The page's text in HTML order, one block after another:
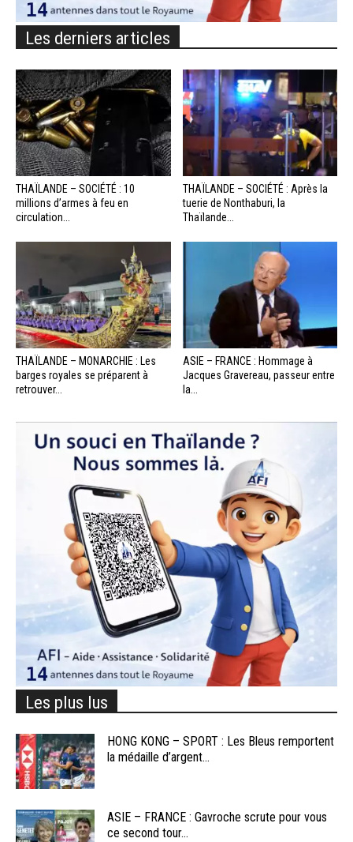
Les derniers articles
THAÏLANDE – SOCIÉTÉ : 10
millions d’armes à feu en
circulation...
THAÏLANDE – SOCIÉTÉ : Après la
tuerie de Nonthaburi, la
Thaïlande...
THAÏLANDE – MONARCHIE : Les
barges royales se préparent à
retrouver...
ASIE – FRANCE : Hommage à
Jacques Gravereau, passeur entre
la...
Les plus lus
HONG KONG – SPORT : Les Bleus remportent
la médaille d’argent...
ASIE – FRANCE : Gavroche scrute pour vous
ce second tour...